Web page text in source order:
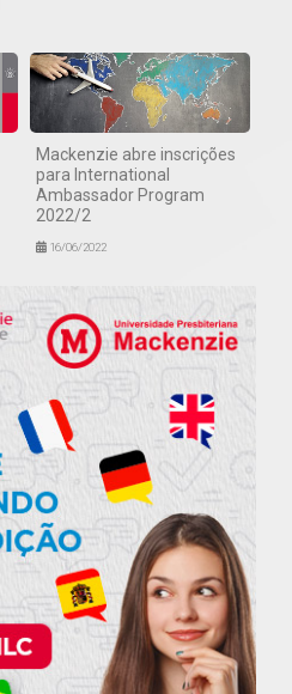
Mackenzie abre inscrições
para International
Ambassador Program
2022/2
16/06/2022